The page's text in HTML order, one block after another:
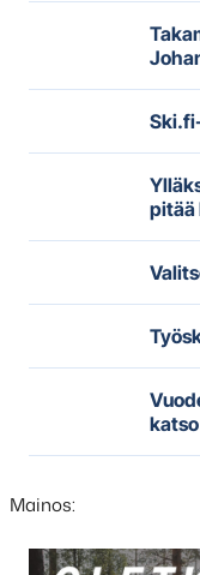
pitää
Mainos: